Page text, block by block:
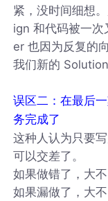
紧，没时间细想
ign 和代码被一次
er 也因为反复的
我们新的
误区二：在最后
务完成了
这种人认为只要
可以交差了。
如果做错了，大不
如果漏做了，大不